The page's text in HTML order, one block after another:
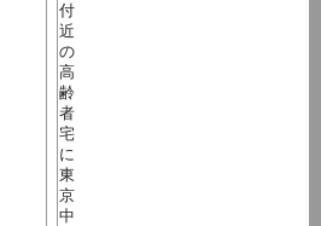
付
近
の
高
齢
者
宅
に
東
京
中